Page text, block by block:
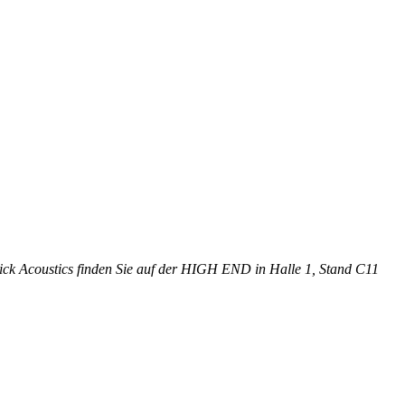
Acoustics finden Sie auf der HIGH END in Halle 1, Stand C11